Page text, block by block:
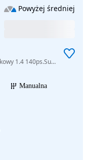
1364 cm3 • 140 KM • Bardzo ładny bezwypadkowy 1.4 140ps.Super wyposażony
Manualna
Powyżej średniej